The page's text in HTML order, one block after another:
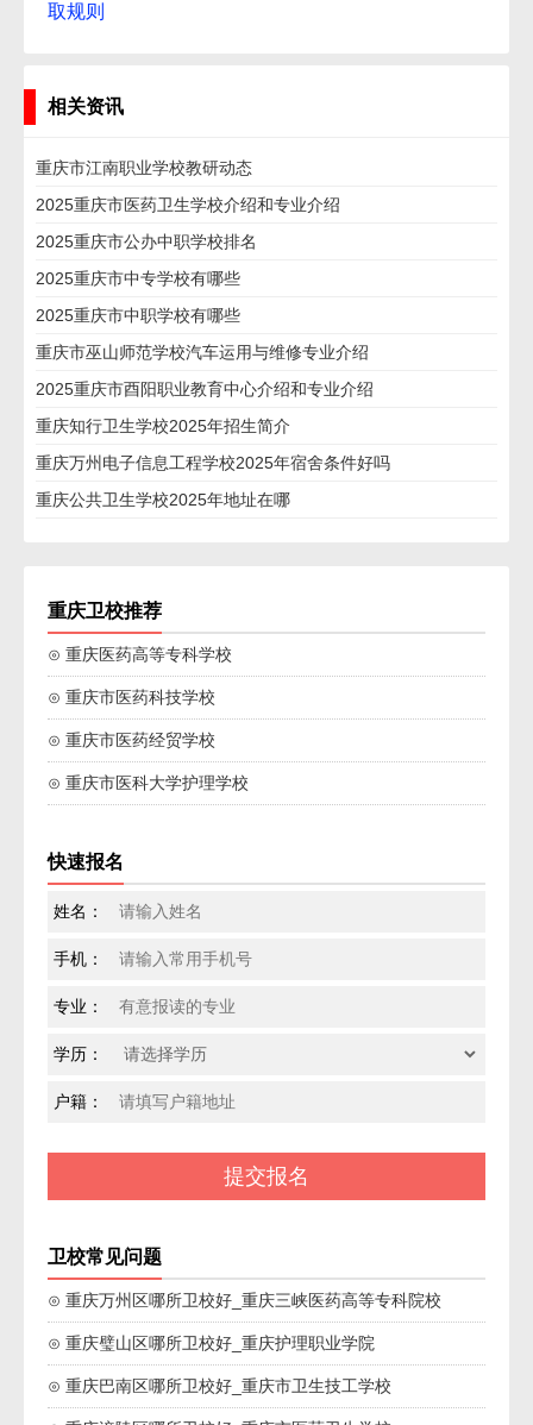
取规则
相关资讯
重庆市江南职业学校教研动态
2025重庆市医药卫生学校介绍和专业介绍
2025重庆市公办中职学校排名
2025重庆市中专学校有哪些
2025重庆市中职学校有哪些
重庆市巫山师范学校汽车运用与维修专业介绍
2025重庆市酉阳职业教育中心介绍和专业介绍
重庆知行卫生学校2025年招生简介
重庆万州电子信息工程学校2025年宿舍条件好吗
重庆公共卫生学校2025年地址在哪
重庆卫校推荐
⊙ 重庆医药高等专科学校
⊙ 重庆市医药科技学校
⊙ 重庆市医药经贸学校
⊙ 重庆市医科大学护理学校
快速报名
姓名：
手机：
专业：
学历：
户籍：
卫校常见问题
⊙ 重庆万州区哪所卫校好_重庆三峡医药高等专科院校
⊙ 重庆璧山区哪所卫校好_重庆护理职业学院
⊙ 重庆巴南区哪所卫校好_重庆市卫生技工学校